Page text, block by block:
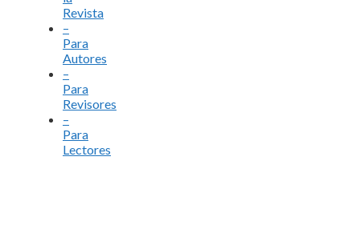
Revista
–
Para
Autores
–
Para
Revisores
–
Para
Lectores